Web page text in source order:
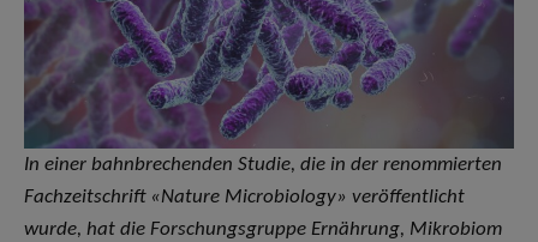
In einer bahnbrechenden Studie, die in der renommierten
Fachzeitschrift «Nature Microbiology» veröffentlicht
wurde, hat die Forschungsgruppe Ernährung, Mikrobiom